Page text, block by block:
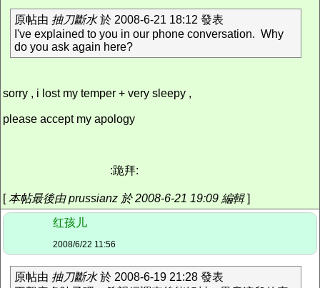
原帖由 抽刀斷水於 2008-6-21 18:12 發表
I've explained to you in our phone conversation. Why
do you ask again here?
sorry , i lost my temper + very sleepy ,
please accept my apology
:跪拜:
[本帖最後由 prussianz 於 2008-6-21 19:09 編輯]
红孩儿
2008/6/22 11:56
原帖由 抽刀斷水於 2008-6-19 21:28 發表